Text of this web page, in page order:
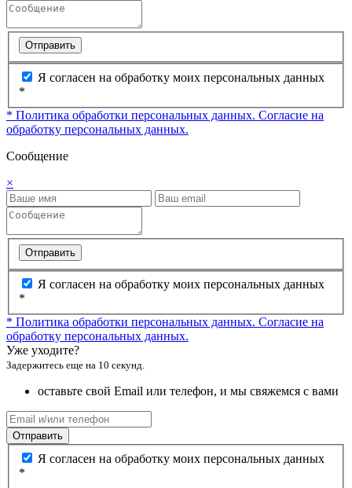
Отправить
Я согласен на обработку моих персональных данных
*
* Политика обработки персональных данных. Согласие на
обработку персональных данных.
Сообщение
×
Отправить
Я согласен на обработку моих персональных данных
*
* Политика обработки персональных данных. Согласие на
обработку персональных данных.
Уже уходите?
Задержитесь еще на 10 секунд.
оставьте свой Email или телефон, и мы свяжемся с вами
Отправить
Я согласен на обработку моих персональных данных
*